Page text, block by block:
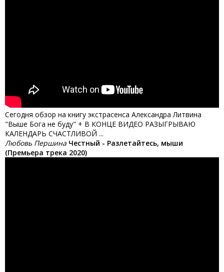
Сегодня обзор на книгу экстрасенса Александра Литвина
"Выше Бога не буду" + В КОНЦЕ ВИДЕО РАЗЫГРЫВАЮ
КАЛЕНДАРЬ СЧАСТЛИВОЙ ...
Любовь Першина Честный - Разлетайтесь, мыши
(Премьера трека 2020)